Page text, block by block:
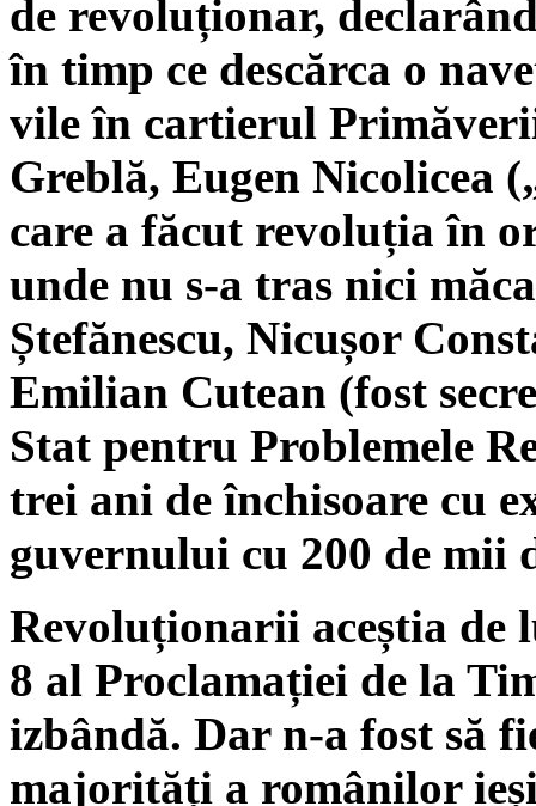
de revoluționar,
în timp ce descărca o
vile în cartierul
Greblă, Eugen Nicolicea
care a făcut revoluția în
unde nu s-a tras nici
Ștefănescu, Nicușor
Emilian Cutean (fost
Stat pentru Problemele
trei ani de închisoare cu
guvernului cu 200 de mii
Revoluționarii aceștia de
8 al Proclamației de la
izbândă. Dar n-a fost să
majorități a românilor